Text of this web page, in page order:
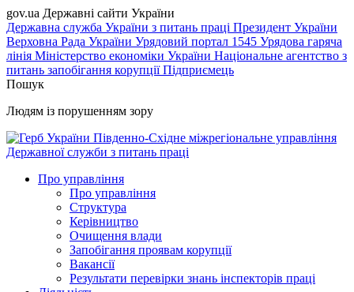
gov.ua Державні сайти України
Державна служба України з питань праці Президент України
Верховна Рада України Урядовий портал 1545 Урядова гаряча
лінія Міністерство економіки України Національне агентство з
питань запобігання корупціїПідприємець
Пошук
Людям із порушенням зору
Південно-Східне міжрегіональне управління
Державної служби з питань праці
Про управління
Про управління
Структура
Керівництво
Очищення влади
Запобігання проявам корупції
Вакансії
Результати перевірки знань інспекторів праці